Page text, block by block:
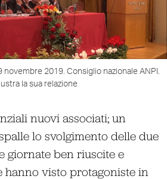
novembre 2019. Consiglio nazionale ANPI.
la sua relazione
nuovi associati; un
lo svolgimento delle due
giornate ben riuscite e
hanno visto protagoniste in